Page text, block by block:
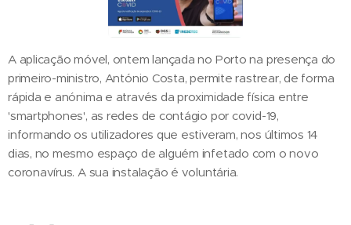
A aplicação móvel, ontem lançada no Porto na presença do
primeiro-ministro, António Costa, permite rastrear, de forma
rápida e anónima e através da proximidade física entre
'smartphones', as redes de contágio por covid-19,
informando os utilizadores que estiveram, nos últimos 14
dias, no mesmo espaço de alguém infetado com o novo
coronavírus. A sua instalação é voluntária.